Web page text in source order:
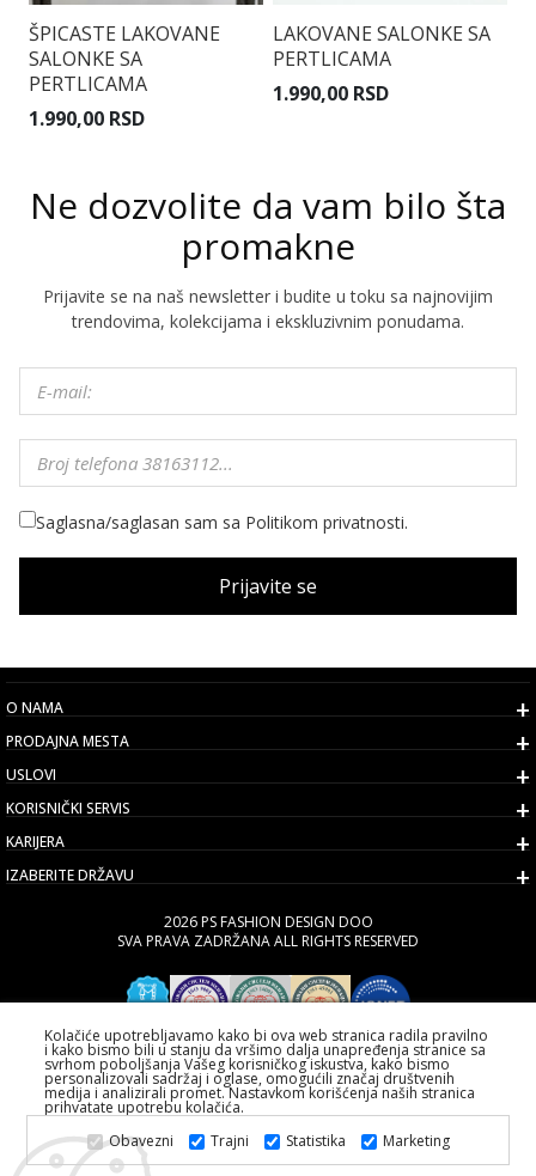
ŠPICASTE LAKOVANE
SALONKE SA
PERTLICAMA
1.990,00 RSD
LAKOVANE SALONKE SA
PERTLICAMA
1.990,00 RSD
Ne dozvolite da vam bilo šta
promakne
Prijavite se na naš newsletter i budite u toku sa najnovijim
trendovima, kolekcijama i ekskluzivnim ponudama.
Saglasna/saglasan sam sa Politikom privatnosti.
Prijavite se
O NAMA
PRODAJNA MESTA
USLOVI
KORISNIČKI SERVIS
KARIJERA
IZABERITE DRŽAVU
2026 PS FASHION DESIGN DOO
SVA PRAVA ZADRŽANA ALL RIGHTS RESERVED
Kolačiće upotrebljavamo kako bi ova web stranica radila pravilno
i kako bismo bili u stanju da vršimo dalja unapređenja stranice sa
svrhom poboljšanja Vašeg korisničkog iskustva, kako bismo
personalizovali sadržaj i oglase, omogućili značaj društvenih
medija i analizirali promet. Nastavkom korišćenja naših stranica
prihvatate upotrebu kolačića.
Obavezni
Trajni Statistika Marketing